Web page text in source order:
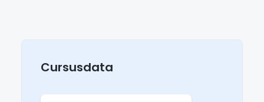
Cursusdata